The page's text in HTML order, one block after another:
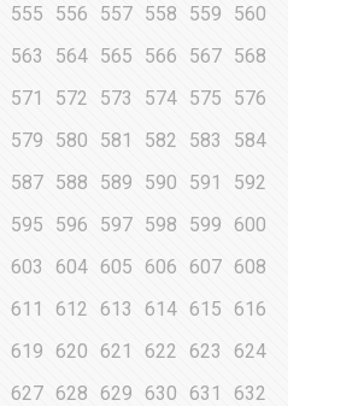
555 556 557 558 559
560
563 564 565 566 567 568
571 572 573 574 575
576
579 580 581 582 583
584
587 588 589 590 591
592
595 596 597 598 599
600
603 604 605 606 607 608
611 612 613 614 615
616
619 620 621 622 623
624
627 628 629 630 631
632